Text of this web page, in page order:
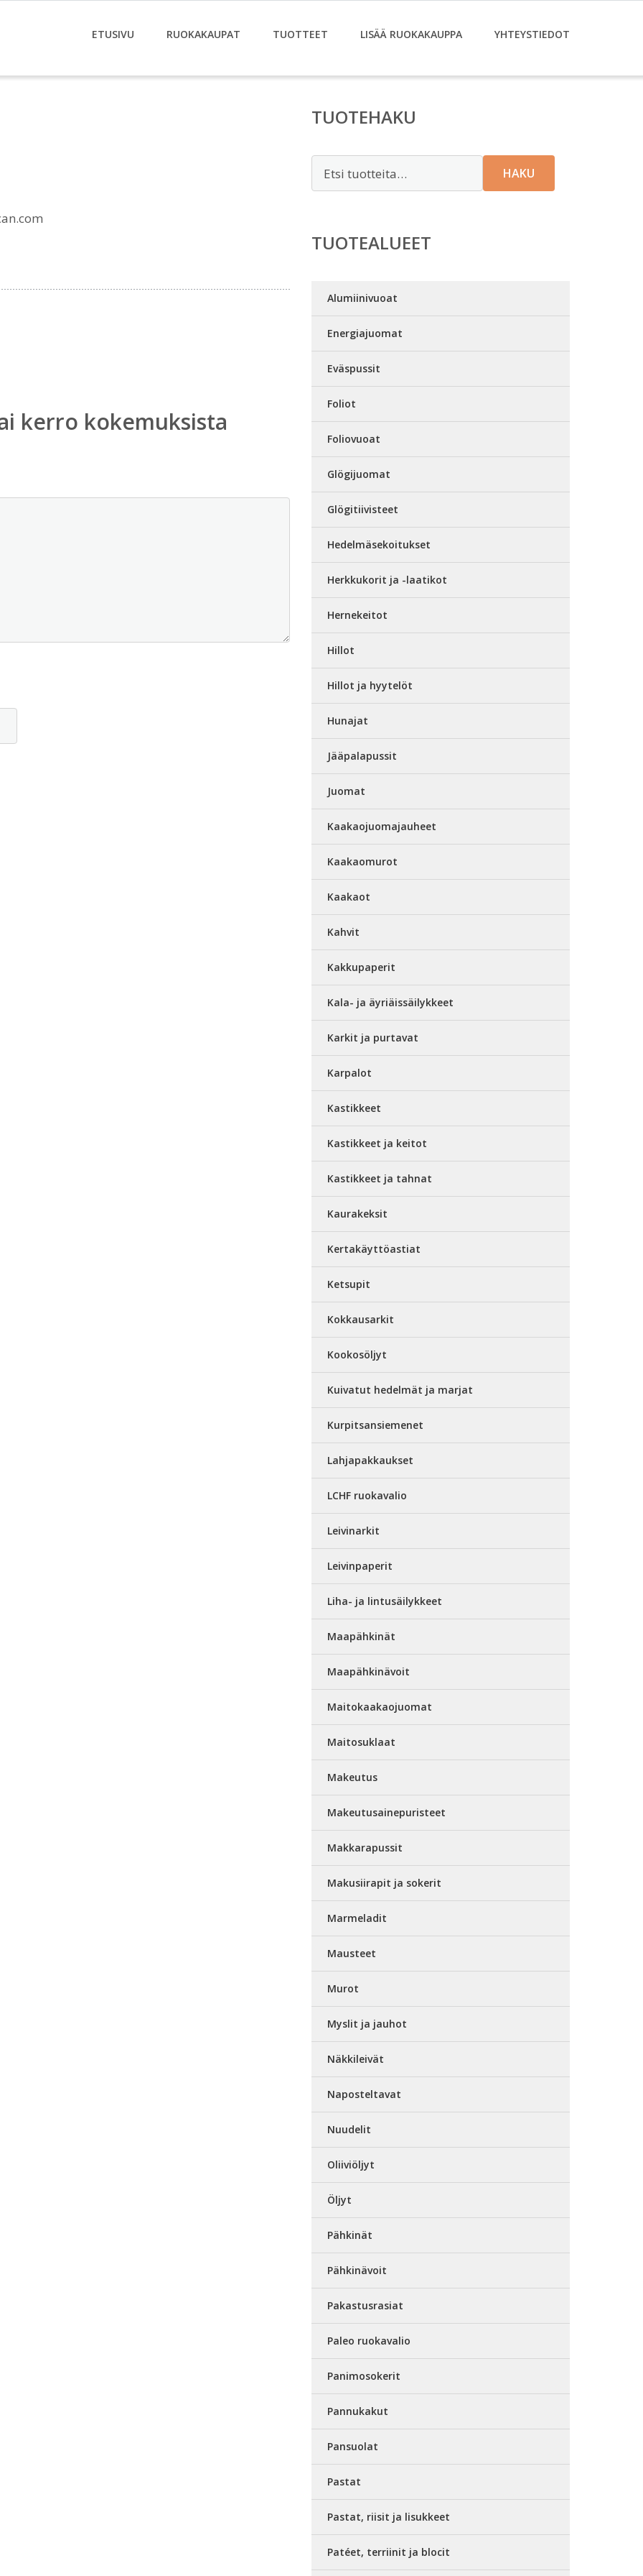
ETUSIVU RUOKAKAUPAT TUOTTEET LISÄÄ RUOKAKAUPPA YHTEYSTIEDOT
kerro kokemuksista
TUOTEHAKU
HAKU
TUOTEALUEET
Alumiinivuoat
Energiajuomat
Eväspussit
Foliot
Foliovuoat
Glögijuomat
Glögitiivisteet
Hedelmäsekoitukset
Herkkukorit ja -laatikot
Hernekeitot
Hillot
Hillot ja hyytelöt
Hunajat
Jääpalapussit
Juomat
Kaakaojuomajauheet
Kaakaomurot
Kaakaot
Kahvit
Kakkupaperit
Kala- ja äyriäissäilykkeet
Karkit ja purtavat
Karpalot
Kastikkeet
Kastikkeet ja keitot
Kastikkeet ja tahnat
Kaurakeksit
Kertakäyttöastiat
Ketsupit
Kokkausarkit
Kookosöljyt
Kuivatut hedelmät ja marjat
Kurpitsansiemenet
Lahjapakkaukset
LCHF ruokavalio
Leivinarkit
Leivinpaperit
Liha- ja lintusäilykkeet
Maapähkinät
Maapähkinävoit
Maitokaakaojuomat
Maitosuklaat
Makeutus
Makeutusainepuristeet
Makkarapussit
Makusiirapit ja sokerit
Marmeladit
Mausteet
Murot
Myslit ja jauhot
Näkkileivät
Naposteltavat
Nuudelit
Oliiviöljyt
Öljyt
Pähkinät
Pähkinävoit
Pakastusrasiat
Paleo ruokavalio
Panimosokerit
Pannukakut
Pansuolat
Pastat
Pastat, riisit ja lisukkeet
Patéet, terriinit ja blocit